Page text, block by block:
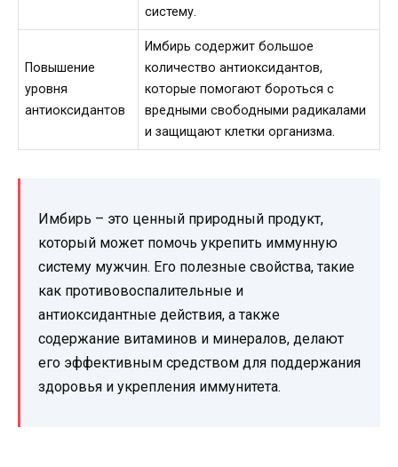
систему.
Повышение
уровня
антиоксидантов
Имбирь содержит большое
количество антиоксидантов,
которые помогают бороться с
вредными свободными радикалами
и защищают клетки организма.
Имбирь – это ценный природный продукт,
который может помочь укрепить иммунную
систему мужчин. Его полезные свойства, такие
как противовоспалительные и
антиоксидантные действия, а также
содержание витаминов и минералов, делают
его эффективным средством для поддержания
здоровья и укрепления иммунитета.